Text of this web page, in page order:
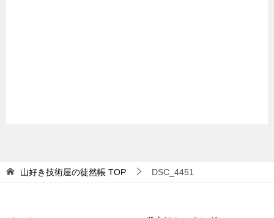
山好き技術屋の徒然帳 TOP DSC_4451